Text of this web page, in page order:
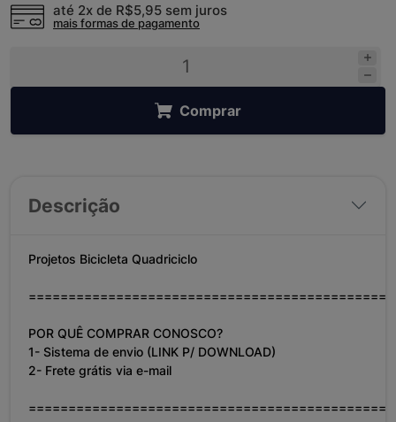
até 2x de R$5,95 sem juros
mais formas de pagamento
Comprar
Descrição
Projetos Bicicleta Quadriciclo
POR QUÊ COMPRAR CONOSCO?
1- Sistema de envio (LINK P/ DOWNLOAD)
2- Frete grátis via e-mail